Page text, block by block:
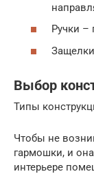
Ручки –
Выбор
Типы
Чтобы не
гармошки, и
интерьере